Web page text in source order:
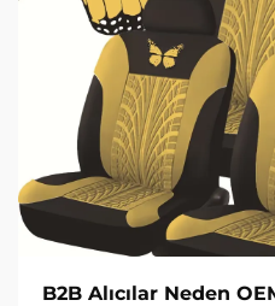
B2B Alıcılar Neden